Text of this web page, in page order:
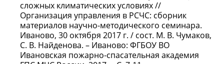
сложных климатических условиях //
Организация управления в РСЧС: сборник
материалов научно-методического семинара.
Иваново, 30 октября 2017 г. / сост. М. В. Чумаков,
С. В. Найденова. – Иваново: ФГБОУ ВО
Ивановская пожарно-спасательная академия